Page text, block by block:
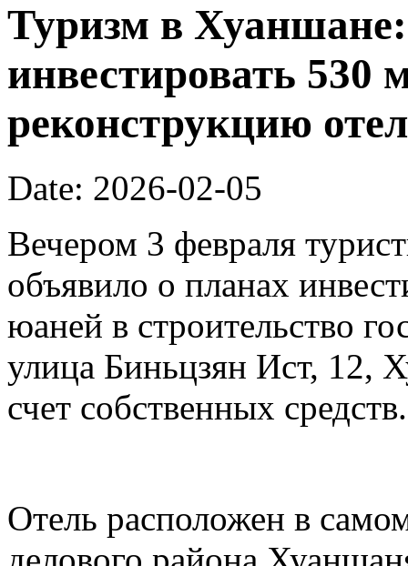
Туризм в
инвестировать 530
реконструкцию
Date: 2026-02-05
Вечером 3 февраля
объявило о планах
юаней в строительство
улица Биньцзян Ист, 12,
счет собственных средств.
Отель расположен в